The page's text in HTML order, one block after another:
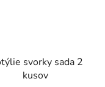
svorky sada 2
kusov